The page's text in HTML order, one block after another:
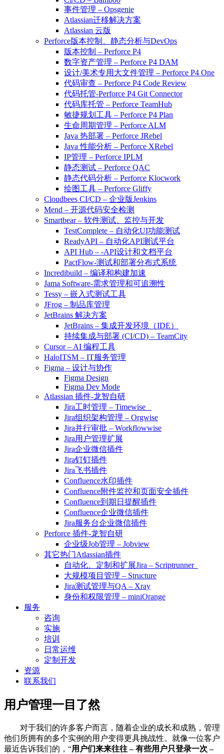
事件管理 – Opsgenie
Atlassian迁移解决方案
Atlassian 云版
Perforce版本控制、静态分析与DevOps
版本控制 – Perforce P4
数字资产管理 – Perforce P4 DAM
设计/美术专用大文件管理 – Perforce P4 One
代码审查 – Perforce P4 Code Review
代码托管-Perforce P4 Git Connector
代码库托管 – Perforce TeamHub
敏捷规划工具 – Perforce P4 Plan
生命周期管理 – Perforce ALM
Java 热部署 – Perforce JRebel
Java 性能分析 – Perforce XRebel
IP管理 – Perforce IPLM
静态测试 – Perforce QAC
静态代码分析 – Perforce Klocwork
绘图工具 – Perforce Gliffy
Cloudbees CI/CD – 企业版Jenkins
Mend – 开源代码安全检测
Smartbear – 软件测试、监控与开发
TestComplete – 自动化UI功能测试
ReadyAPI – 自动化API测试平台
API Hub – -API设计和文档平台
PactFlow-测试和部署分布式系统
Incredibuild – 编译和构建加速
Jama Software-需求管理和可追溯性
Tessy – 嵌入式测试工具
JFrog – 制品库管理
JetBrains 解决方案
JetBrains – 集成开发环境（IDE）
持续集成与部署 (CI/CD) – TeamCity
Cursor – AI 编程工具
HaloITSM – IT服务管理
Figma – 设计与协作
Figma Design
Figma Dev Mode
Atlassian 插件-龙智自研
Jira工时管理 – Timewise
Jira组织架构管理 – Orgwise
Jira并行审批 – Workflowwise
Jira用户管理扩展
Jira企业微信插件
Jira钉钉插件
Jira飞书插件
Confluence水印插件
Confluence附件监控和页面安全插件
Confluence到期日提醒插件
Confluence企业微信插件
Jira服务台企业微信插件
Perforce 插件-龙智自研
企业级Job管理 – Jobview
其它热门Atlassian插件
自动化、定制和扩展Jira – Scriptrunner
大规模项目管理 – Structure
Jira测试管理与QA – Xray
身份和权限管理 – miniOrange
服务
咨询
实施
培训
日常运维
定制开发
资源
联系我们
用户管理一目了然
对于我们的许多客户而言，随着企业的成长和成熟，管理
他们所拥有的多个实例的用户变得更具挑战性。就像一位客户
最近告诉我们的，“用户们来来往往 – 有些用户只登录一次 –